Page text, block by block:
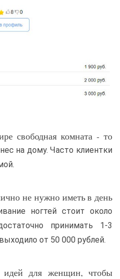
свободная комната - то
на дому. Часто клиентки
не нужно иметь в день
ногтей стоит около
принимать 1-3
от 50 000 рублей.
идей для женщин, чтобы